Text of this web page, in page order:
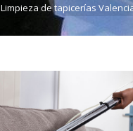
Limpieza de tapicerías